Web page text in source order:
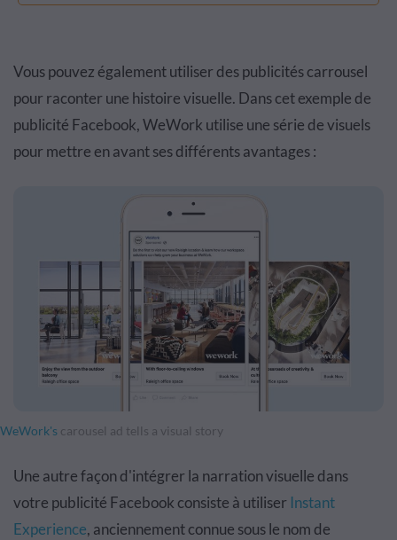
Vous pouvez également utiliser des publicités carrousel
pour raconter une histoire visuelle. Dans cet exemple de
publicité Facebook, WeWork utilise une série de visuels
pour mettre en avant ses différents avantages :
WeWork's carousel ad tells a visual story
Une autre façon d'intégrer la narration visuelle dans
votre publicité Facebook consiste à utiliser Instant
Experience, anciennement connue sous le nom de